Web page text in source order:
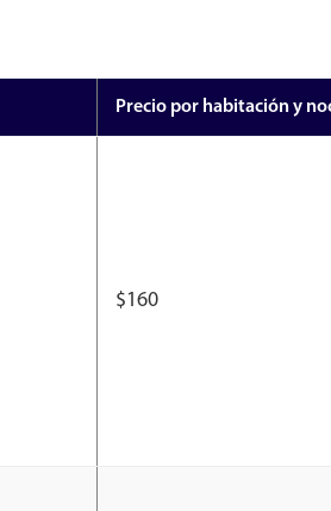
Precio por habitación y
$160